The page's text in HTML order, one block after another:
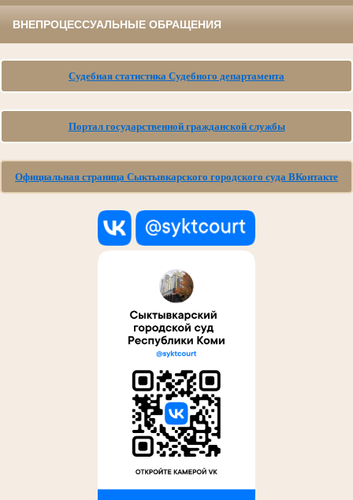
ВНЕПРОЦЕССУАЛЬНЫЕ ОБРАЩЕНИЯ
Судебная статистика Судебного департамента
Портал государственной гражданской службы
Официальная страница Сыктывкарского городского суда ВКонтакте